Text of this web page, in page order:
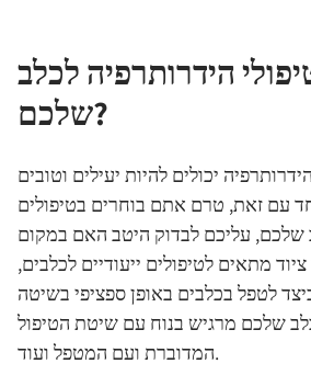
הידרותרפיה לכלב
שלכם?
יכולים להיות יעילים וטובים
עם זאת, טרם אתם בוחרים בטיפולים
שלכם, עליכם לבדוק היטב האם במקום
מתאים לטיפולים ייעודיים לכלבים,
לטפל בכלבים באופן ספציפי בשיטה
שלכם מרגיש בנוח עם שיטת הטיפול
המדוברת ועם המטפל ועוד.